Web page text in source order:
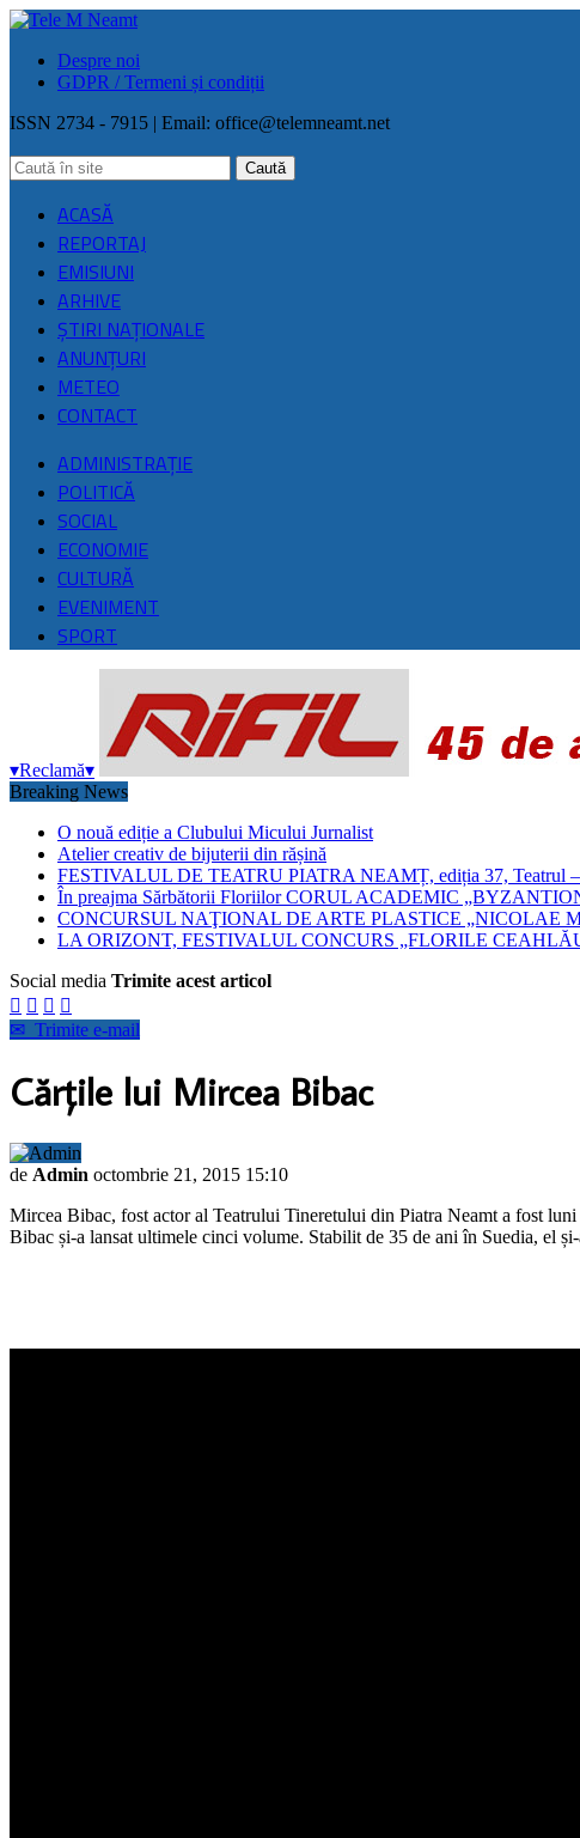
Despre noi
GDPR / Termeni și condiții
ISSN 2734 - 7915 | Email: office@telemneamt.net
ACASĂ
REPORTAJ
EMISIUNI
ARHIVE
ŞTIRI NAŢIONALE
ANUNȚURI
METEO
CONTACT
ADMINISTRAȚIE
POLITICĂ
SOCIAL
ECONOMIE
CULTURĂ
EVENIMENT
SPORT
▾Reclamă▾
Breaking News
O nouă ediție a Clubului Micului Jurnalist
Atelier creativ de bijuterii din rășină
FESTIVALUL DE TEATRU PIATRA NEAMȚ, ediția 37, Teatrul –
În preajma Sărbătorii Floriilor CORUL ACADEMIC
CONCURSUL NAŢIONAL DE ARTE PLASTICE „NICOLAE
LA ORIZONT, FESTIVALUL CONCURS „FLORILE
Social media Trimite acest articol
   
✉ Trimite e-mail
Cărţile lui Mircea Bibac
de Admin octombrie 21, 2015 15:10
Mircea Bibac, fost actor al Teatrului Tineretului din Piatra Neamt a fost
Bibac și-a lansat ultimele cinci volume. Stabilit de 35 de ani în Suedia, el